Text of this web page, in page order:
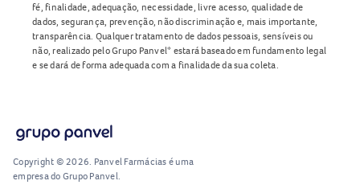
fé, finalidade, adequação, necessidade, livre acesso, qualidade de
dados, segurança, prevenção, não discriminação e, mais importante,
transparência. Qualquer tratamento de dados pessoais, sensíveis ou
não, realizado pelo Grupo Panvel* estará baseado em fundamento legal
e se dará de forma adequada com a finalidade da sua coleta.
Copyright © 2026. Panvel Farmácias é uma
empresa do Grupo Panvel.